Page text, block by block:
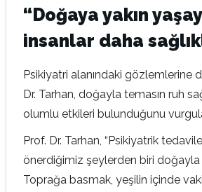
“Doğaya yakın
insanlar daha
Psikiyatri alanındaki gözlemlerine
Dr. Tarhan, doğayla temasın ruh
olumlu etkileri bulunduğunu
Prof. Dr. Tarhan, “Psikiyatrik
önerdiğimiz şeylerden biri doğayla
Toprağa basmak, yeşilin içinde